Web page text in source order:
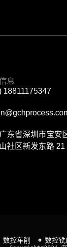
息
18811175347
东省深圳市宝安
社区新发东路 21
数控车削 数控铣